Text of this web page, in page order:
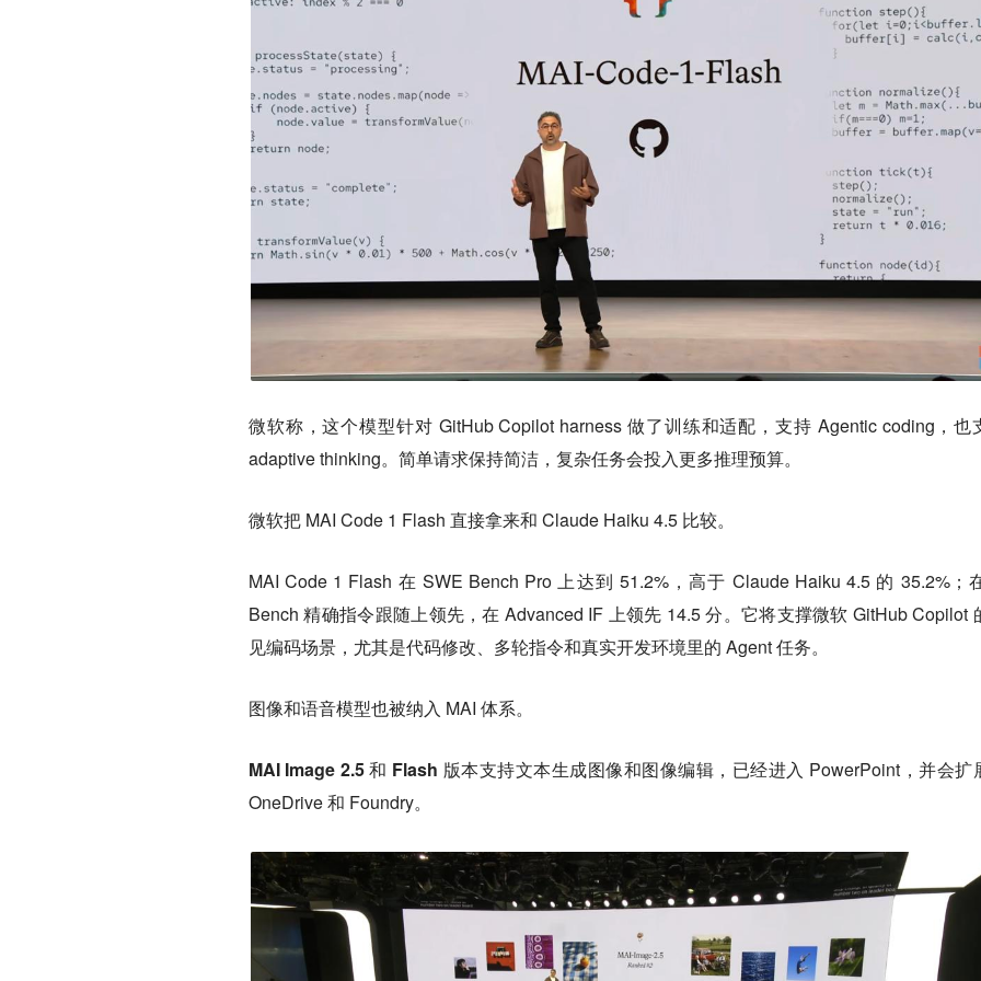
微软称，这个模型针对 GitHub Copilot harness 做了训练和适配，支持 Agentic coding，也
adaptive thinking。简单请求保持简洁，复杂任务会投入更多推理预算。
微软把 MAI Code 1 Flash 直接拿来和 Claude Haiku 4.5 比较。
MAI Code 1 Flash 在 SWE Bench Pro 上达到 51.2%，高于 Claude Haiku 4.5 的 35.2%；
Bench 精确指令跟随上领先，在 Advanced IF 上领先 14.5 分。它将支撑微软 GitHub Copilot
见编码场景，尤其是代码修改、多轮指令和真实开发环境里的 Agent 任务。
图像和语音模型也被纳入 MAI 体系。
MAI Image 2.5 和 Flash 版本支持文本生成图像和图像编辑，已经进入 PowerPoint，并会扩
OneDrive 和 Foundry。